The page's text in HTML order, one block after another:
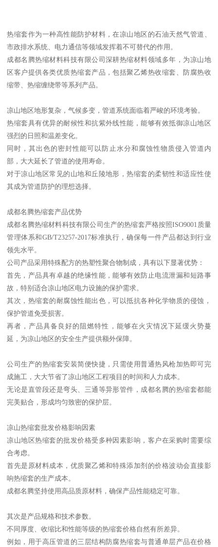
热缩套作为一种高性能防护材料，在凉山地区的石油天然气管道、
市政排水系统、电力通信等领域发挥着不可替代的作用。
成都名腾热缩材料科技有限公司深耕热缩材料领域多年，为凉山地
区客户提供各类优质热缩套产品，包括聚乙烯热收缩套、防腐热收
缩带、热缩缠绕带等系列产品。
凉山地区地形复杂，气候多变，管道系统面临着严峻的环境考验。
热缩套具有优异的耐候性和抗紫外线性能，能够有效抵御凉山地区
强烈的日照和温差变化。
同时，其出色的密封性能可以防止水分和腐蚀性物质侵入管道内
部，大大延长了管道的使用寿命。
对于凉山地区常见的山地和丘陵地形，热缩套的柔韧性和适应性使
其成为管道防护的理想选择。
成都名腾热缩套产品优势
成都名腾热缩材料科技有限公司生产的热缩套严格按照ISO9001质量
管理体系和GB/T23257-2017标准执行，确保每一件产品都达到行业
领先水平。
公司产品采用特殊配方的热塑性聚合物制成，具有以下显著优势：
首先，产品具有卓越的绝缘性能，能够有效防止电流泄漏和短路事
故，特别适合凉山地区电力设施的保护需求。
其次，热缩套的耐腐蚀性能出色，可以抵抗各种化学物质的侵蚀，
保护管道免受损害。
再者，产品具备良好的阻燃特性，能够在火灾情况下延缓火势蔓
延，为凉山地区的安全生产提供额外保障。
公司生产的热缩套安装简便快捷，只需使用普通热风枪加热即可完
成施工，大大节省了凉山地区工程项目的时间和人力成本。
无论是直管段还是弯头、三通等异形管件，成都名腾的热缩套都能
完美贴合，形成均匀致密的保护层。
凉山热缩套批发价格影响因素
凉山地区热缩套的批发价格受多种因素影响，客户在采购时需要综
合考虑。
首先是原材料成本，优质聚乙烯和特殊添加剂的价格波动会直接影
响热缩套的生产成本。
成都名腾坚持使用高品质原材料，确保产品性能稳定可靠。
其次是产品规格和技术参数。
不同厚度、收缩比和性能等级的热缩套价格自然有所差异。
例如，用于高压管道的三层结构防腐热缩套与普通单层产品在价格